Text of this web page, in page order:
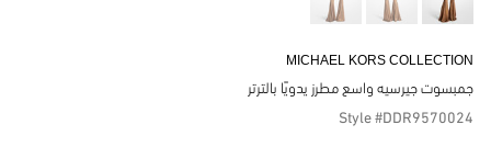
MICHAEL KORS COLLECTION
جمبسوت جيرسيه واسع مطرز يدويًا بالترتر
Style #DDR9570024